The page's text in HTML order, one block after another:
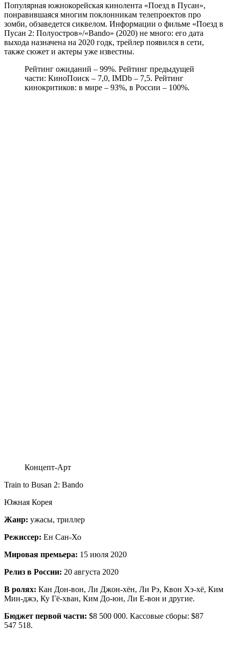
Популярная южнокорейская кинолента «Поезд в Пусан»,
понравившаяся многим поклонникам телепроектов про
зомби, обзаведется сиквелом. Информации о фильме «Поезд в
Пусан 2: Полуостров»/«Bando» (2020) не много: его дата
выхода назначена на 2020 годк, трейлер появился в сети,
также сюжет и актеры уже известны.
Рейтинг ожиданий – 99%. Рейтинг предыдущей
части: КиноПоиск – 7,0, IMDb – 7,5. Рейтинг
кинокритиков: в мире – 93%, в России – 100%.
Концепт-Арт
Train to Busan 2: Bando
Южная Корея
Жанр: ужасы, триллер
Режиссер: Ен Сан-Хо
Мировая премьера: 15 июля 2020
Релиз в России: 20 августа 2020
В ролях: Кан Дон-вон, Ли Джон-хён, Ли Рэ, Квон Хэ-хё, Ким
Мин-джэ, Ку Гё-хван, Ким До-юн, Ли Е-вон и другие.
Бюджет первой части: $8 500 000. Кассовые сборы: $87
547 518.